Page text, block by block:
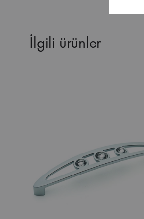
İlgili ürünler